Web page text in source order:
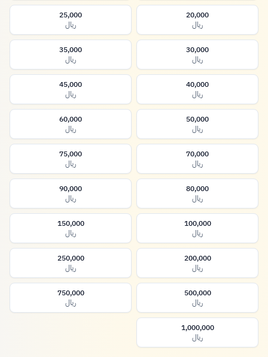
20,000
ريال
25,000
ريال
30,000
ريال
35,000
ريال
40,000
ريال
45,000
ريال
50,000
ريال
60,000
ريال
70,000
ريال
75,000
ريال
80,000
ريال
90,000
ريال
100,000
ريال
150,000
ريال
200,000
ريال
250,000
ريال
500,000
ريال
750,000
ريال
1,000,000
ريال